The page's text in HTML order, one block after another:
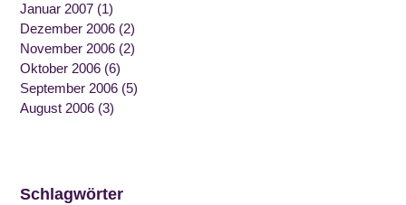
Januar 2007 (1)
Dezember 2006 (2)
November 2006 (2)
Oktober 2006 (6)
September 2006 (5)
August 2006 (3)
Schlagwörter